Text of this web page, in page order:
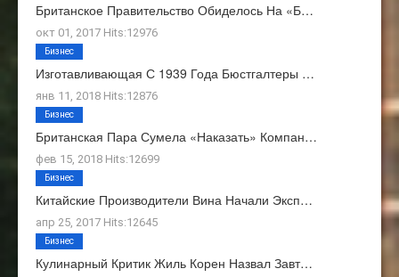
Британское Правительство Обиделось На «Б…
окт 01, 2017 Hits:12976
Изготавливающая С 1939 Года Бюстгалтеры …
янв 11, 2018 Hits:12876
Бизнес
Британская Пара Сумела «наказать» Компан…
фев 15, 2018 Hits:12699
Бизнес
Китайские Производители Вина Начали Эксп…
апр 25, 2017 Hits:12645
Бизнес
Кулинарный Критик Жиль Корен Назвал Завт…
Бизнес